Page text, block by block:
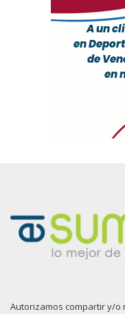
Autorizamos compartir y/